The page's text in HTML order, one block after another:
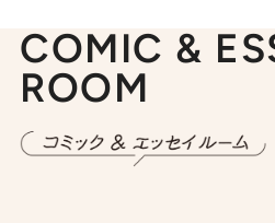
COMIC &
ROOM